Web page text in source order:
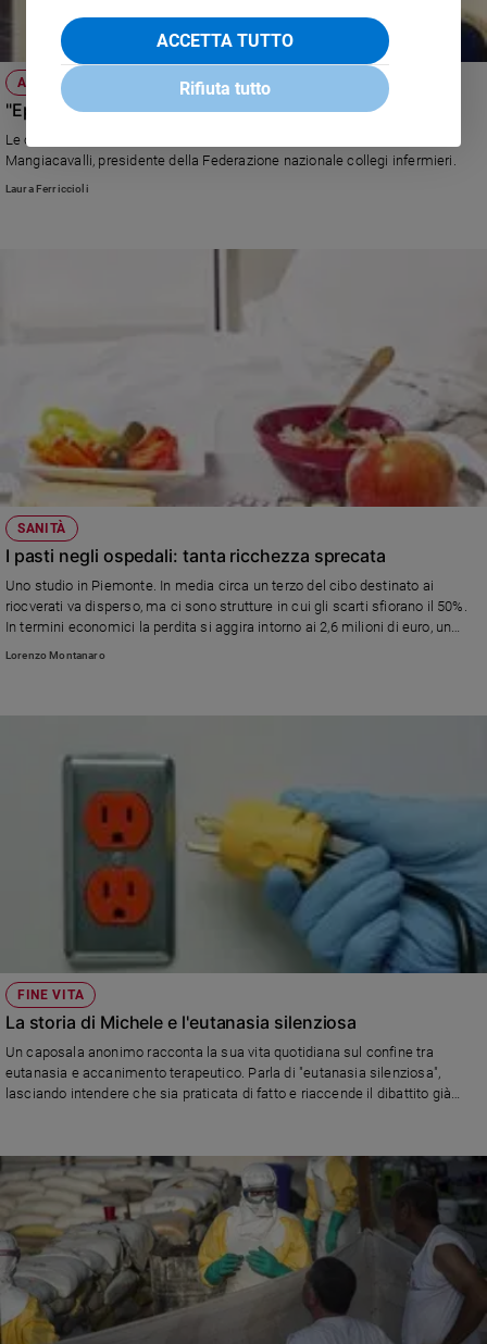
ATTUALITÀ
"Eppure in Italia aumenta il bisogno di infermieri"
Le contraddizioni del nostro sistema sanitario secondo Barbara
Mangiacavalli, presidente della Federazione nazionale collegi infermieri.
Laura Ferriccioli
SANITÀ
I pasti negli ospedali: tanta ricchezza sprecata
Uno studio in Piemonte. In media circa un terzo del cibo destinato ai
riocverati va disperso, ma ci sono strutture in cui gli scarti sfiorano il 50%.
In termini economici la perdita si aggira intorno ai 2,6 milioni di euro, un
valore che corrisponde alla spesa annua di 450 famiglie piemontesi.
Lorenzo Montanaro
FINE VITA
La storia di Michele e l'eutanasia silenziosa
Un caposala anonimo racconta la sua vita quotidiana sul confine tra
eutanasia e accanimento terapeutico. Parla di "eutanasia silenziosa",
lasciando intendere che sia praticata di fatto e riaccende il dibattito già
ACCETTA TUTTO
Rifiuta tutto